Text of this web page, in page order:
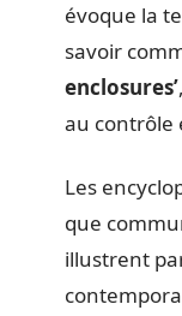
évoque la
savoir
enclosures’
au contrôle
Les
que
illustrent